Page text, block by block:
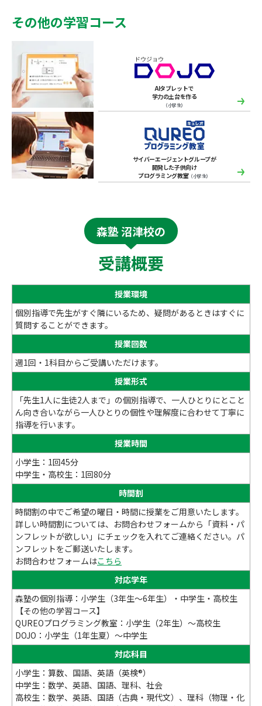
その他の学習コース
AIタブレットで
学力の土台を作る
（小学生）
サイバーエージェントグループが
開発した子供向け
プログラミング教室（小学生）
森塾 沼津校の
受講概要
授業環境
個別指導で先生がすぐ隣にいるため、疑問があるときはすぐに
質問することができます。
授業回数
週1回・1科目からご受講いただけます。
授業形式
「先生1人に生徒2人まで」の個別指導で、一人ひとりにとこと
ん向き合いながら一人ひとりの個性や理解度に合わせて丁寧に
指導を行います。
授業時間
小学生：1回45分
中学生・高校生：1回80分
時間割
時間割の中でご希望の曜日・時間に授業をご用意いたします。
詳しい時間割については、お問合わせフォームから「資料・パ
ンフレットが欲しい」にチェックを入れてご連絡ください。パ
ンフレットをご郵送いたします。
お問合わせフォームはこちら
対応学年
森塾の個別指導：小学生（3年生～6年生）・中学生・高校生
【その他の学習コース】
QUREOプログラミング教室：小学生（2年生）～高校生
DOJO：小学生（1年生夏）～中学生
対応科目
小学生：算数、国語、英語（英検®）
中学生：数学、英語、国語、理科、社会
高校生：数学、英語、国語（古典・現代文）、理科（物理・化